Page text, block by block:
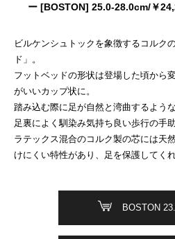
ー [BOSTON] 25.0-28.0cm/￥
ビルケンシュトックを象徴するコルク
ド」。
フットベッドの形状は登場した頃から
がいいカップ状に。
踏み込む際に足が自然と湾曲するよう
足裏によく馴染み気持ち良い歩行の手助
ラテックス混合のコルク製の芯には天
けにくい特性があり、足を保護してくれ
BOSTON